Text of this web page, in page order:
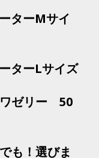
ターMサイ
ターLサイズ
ゼリー 50
も！選びま